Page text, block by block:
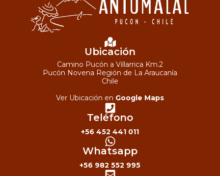
Ubicación
Camino Pucón a Villarrica Km.2
Pucón Novena Región de La Araucanía
Chile
Ver Ubicación en Google Maps
Teléfono
+56 452 441 011
Whatsapp
+56 982 552 995